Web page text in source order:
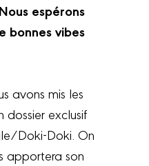
espérons
bonnes vibes
avons mis les
exclusif
Doki-Doki. On
apportera son